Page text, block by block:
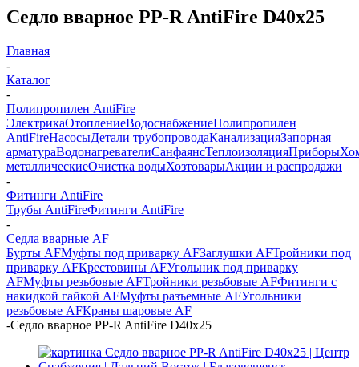
Седло вварное PP-R AntiFire D40х25
Главная
-
Каталог
-
Полипропилен AntiFire
ЭлектрикаОтоплениеВодоснабжениеПолипропилен
AntiFireНасосыДетали трубопроводаКанализацияЗапорная
арматураВодонагревателиСанфаянсТеплоизоляцияПриборы
металлическиеОчистка водыХозтоварыАкции и распродажи
-
Фитинги AntiFire
Трубы AntiFireФитинги AntiFire
-
Седла вварные AF
Бурты AFМуфты под приварку AFЗаглушки AFТройники под
приварку AFКрестовины AFУгольник под приварку
AFМуфты резьбовые AFТройники резьбовые AFФитинги с
накидкой гайкой AFМуфты разъемные AFУгольники
резьбовые AFКраны шаровые AF
-Седло вварное PP-R AntiFire D40х25